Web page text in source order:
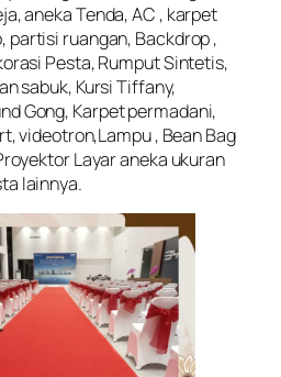
aneka Tenda, AC , karpet
partisi ruangan, Backdrop ,
Pesta, Rumput Sintetis,
sabuk, Kursi Tiffany,
Gong, Karpet permadani,
videotron,Lampu , Bean Bag
Layar aneka ukuran
lainnya.